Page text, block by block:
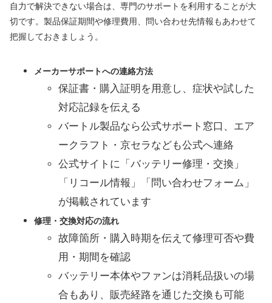
自力で解決できない場合は、専門のサポートを利用することが大
切です。製品保証期間や修理費用、問い合わせ先情報もあわせて
把握しておきましょう。
メーカーサポートへの連絡方法
保証書・購入証明を用意し、症状や試した
対応記録を伝える
バートル製品なら公式サポート窓口、エア
ークラフト・京セラなども公式へ連絡
公式サイトに「バッテリー修理・交換」
「リコール情報」「問い合わせフォーム」
が掲載されています
修理・交換対応の流れ
故障箇所・購入時期を伝えて修理可否や費
用・期間を確認
バッテリー本体やファンは消耗品扱いの場
合もあり、販売経路を通じた交換も可能